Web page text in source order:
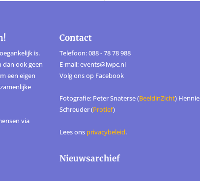
is.
dan ook geen
een eigen
via
Contact
Telefoon: 088 - 78 78 988
E-mail: events@lwpc.nl
Volg ons op Facebook
Fotografie: Peter Snaterse (BeeldinZicht) Hennie
Schreuder (Protief)
Lees ons privacybeleid.
Nieuwsarchief